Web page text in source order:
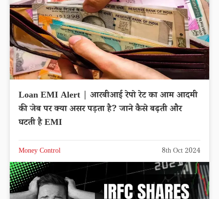
Loan EMI Alert | आरबीआई रेपो रेट का आम आदमी
की जेब पर क्या असर पड़ता है? जाने कैसे बढ़ती और
घटती है EMI
Money Control 8th Oct 2024